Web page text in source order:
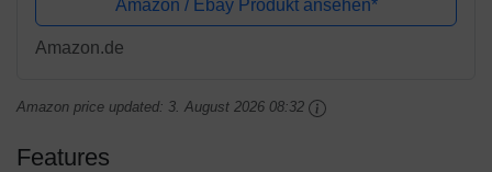
Amazon / Ebay Produkt ansehen*
Amazon.de
Amazon price updated: 3. August 2026 08:32
Features